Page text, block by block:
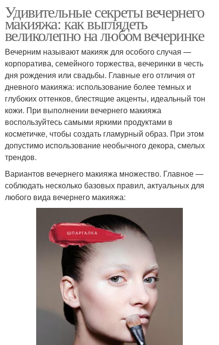
Удивительные секреты вечернего
макияжа: как выглядеть
великолепно на любом вечеринке
Вечерним называют макияж для особого случая —
корпоратива, семейного торжества, вечеринки в честь
дня рождения или свадьбы. Главные его отличия от
дневного макияжа: использование более темных и
глубоких оттенков, блестящие акценты, идеальный тон
кожи. При выполнении вечернего макияжа
воспользуйтесь самыми яркими продуктами в
косметичке, чтобы создать гламурный образ. При этом
допустимо использование необычного декора, смелых
трендов.
Вариантов вечернего макияжа множество. Главное —
соблюдать несколько базовых правил, актуальных для
любого вида вечернего макияжа: